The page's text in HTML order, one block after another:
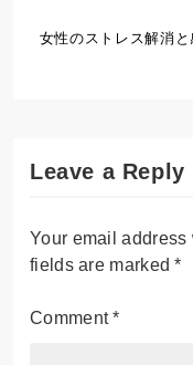
女性のストレス解消
Leave a Reply
Your email
fields are marked*
Comment*